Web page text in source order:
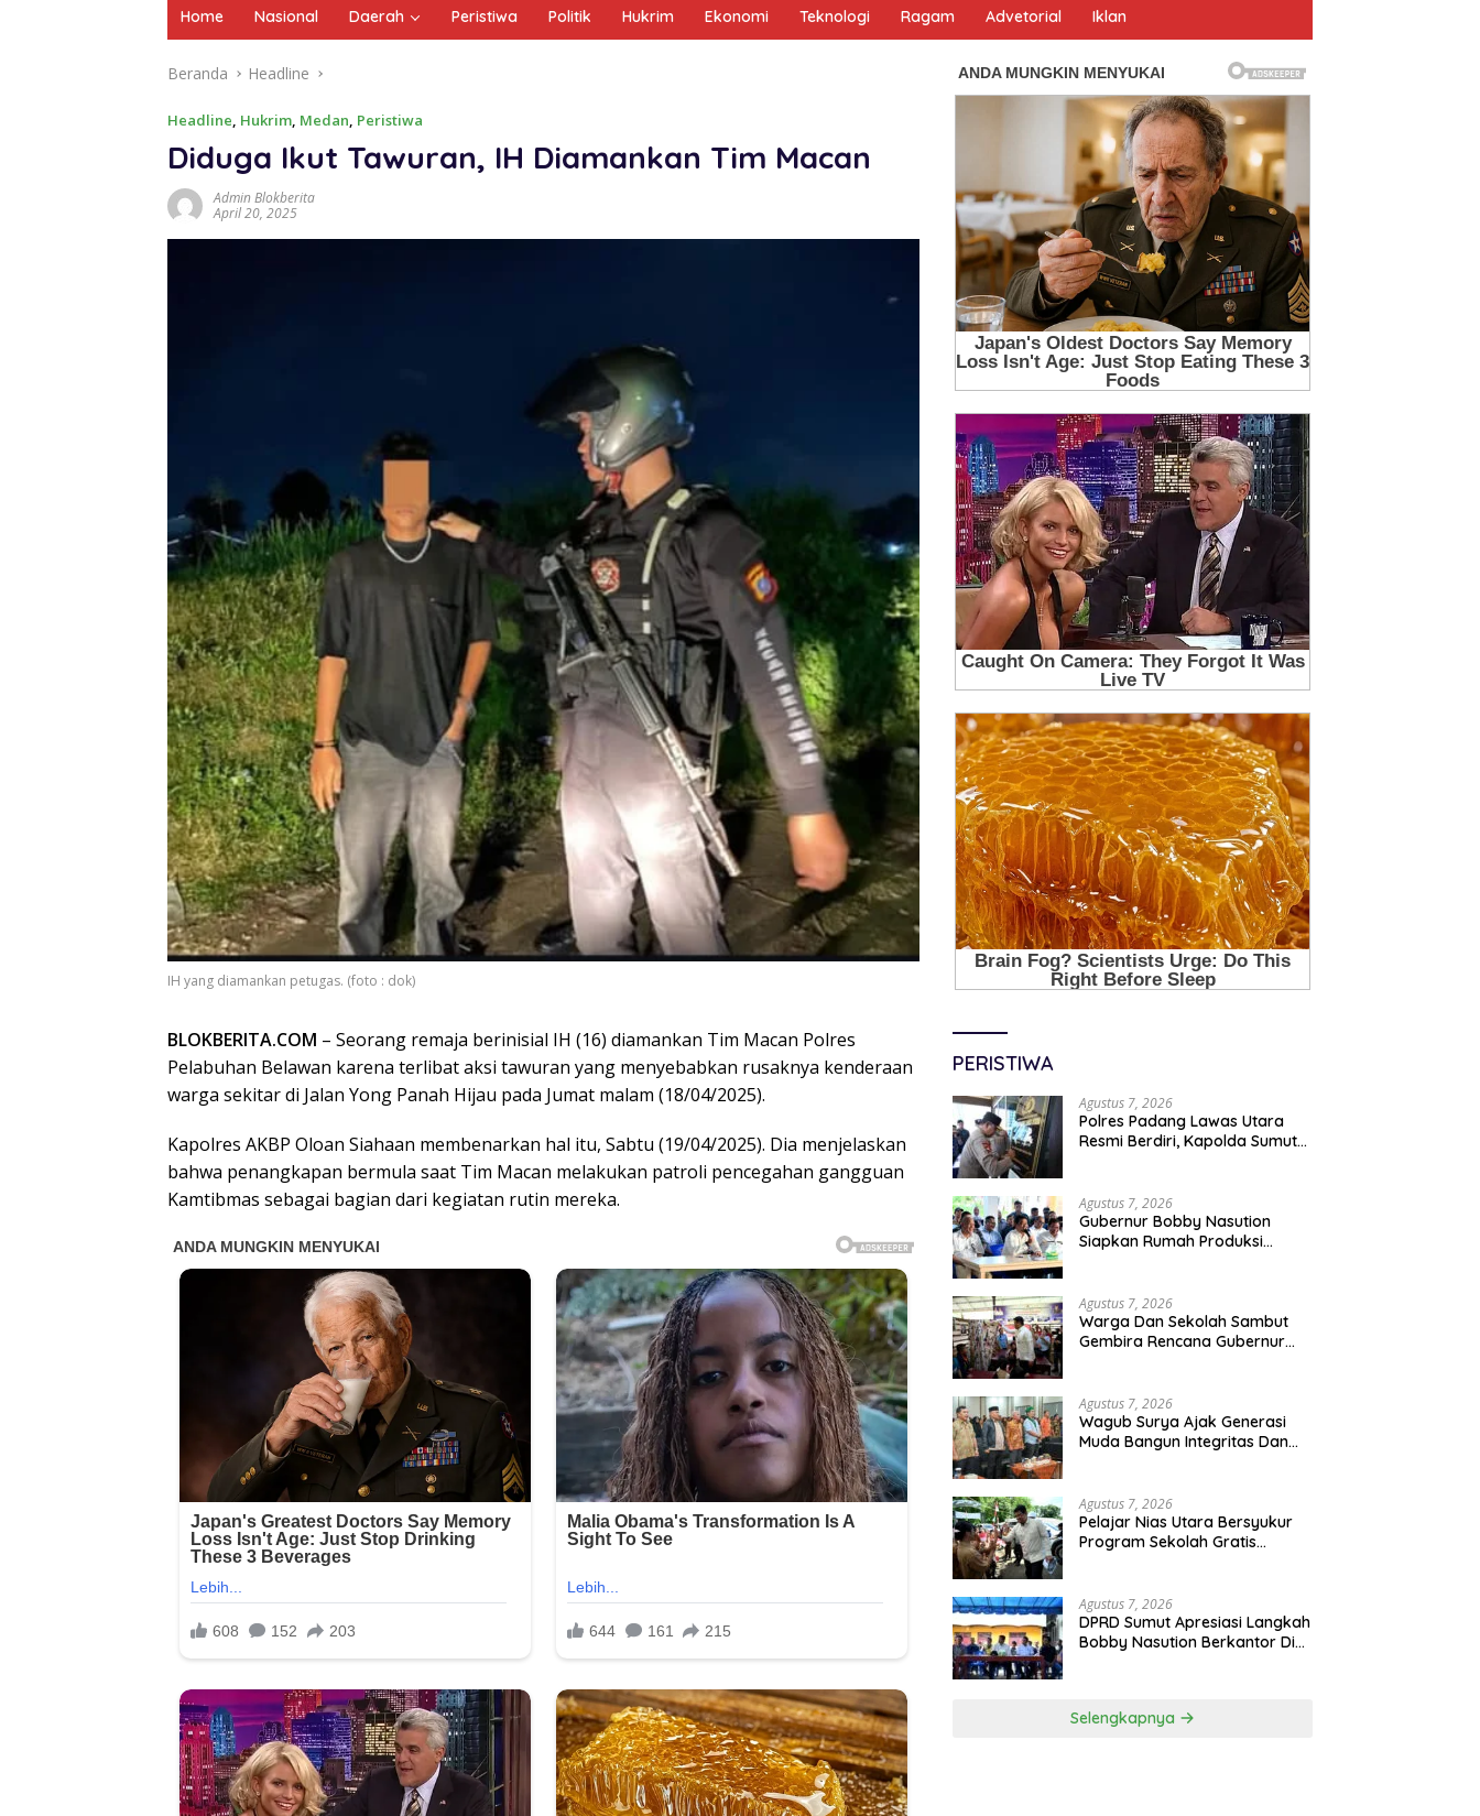
Home Nasional Daerah Peristiwa Politik Hukrim Ekonomi Teknologi Ragam Advetorial Iklan
Beranda Headline
Headline Hukrim Medan Peristiwa
Diduga Ikut Tawuran, IH Diamankan Tim Macan
Admin Blokberita
April 20, 2025
IH yang diamankan petugas. (foto : dok)
BLOKBERITA.COM – Seorang remaja berinisial IH (16) diamankan Tim Macan Polres
Pelabuhan Belawan karena terlibat aksi tawuran yang menyebabkan rusaknya kenderaan
warga sekitar di Jalan Yong Panah Hijau pada Jumat malam (18/04/2025).
Kapolres AKBP Oloan Siahaan membenarkan hal itu, Sabtu (19/04/2025). Dia menjelaskan
bahwa penangkapan bermula saat Tim Macan melakukan patroli pencegahan gangguan
Kamtibmas sebagai bagian dari kegiatan rutin mereka.
PERISTIWA
Agustus 7, 2026
Polres Padang Lawas Utara
Resmi Berdiri, Kapolda Sumut
Agustus 7, 2026
Gubernur Bobby Nasution
Siapkan Rumah Produksi
Agustus 7, 2026
Warga Dan Sekolah Sambut
Gembira Rencana Gubernur
Agustus 7, 2026
Wagub Surya Ajak Generasi
Muda Bangun Integritas Dan
Agustus 7, 2026
Pelajar Nias Utara Bersyukur
Program Sekolah Gratis
Agustus 7, 2026
DPRD Sumut Apresiasi Langkah
Bobby Nasution Berkantor Di
Selengkapnya